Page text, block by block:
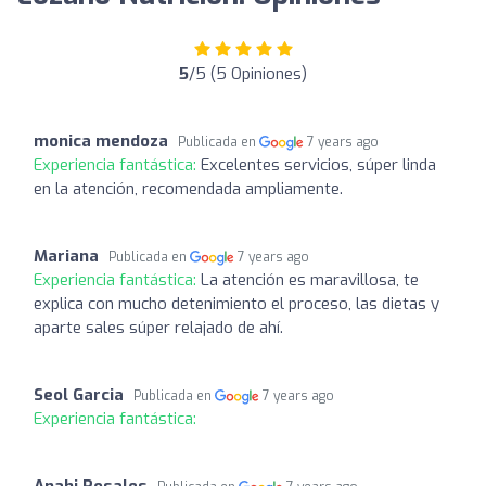
5/5 (5 Opiniones)
monica mendoza Publicada en 7 years ago
Experiencia fantástica: Excelentes servicios, súper linda
en la atención, recomendada ampliamente.
Mariana Publicada en 7 years ago
Experiencia fantástica: La atención es maravillosa, te
explica con mucho detenimiento el proceso, las dietas y
aparte sales súper relajado de ahí.
Seol Garcia Publicada en 7 years ago
Experiencia fantástica: